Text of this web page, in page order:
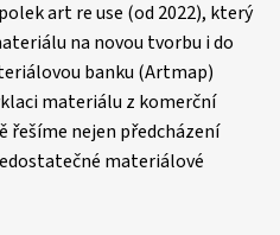
art re use (od 2022), který
na novou tvorbu i do
banku (Artmap)
materiálu z komerční
řešíme nejen předcházení
materiálové